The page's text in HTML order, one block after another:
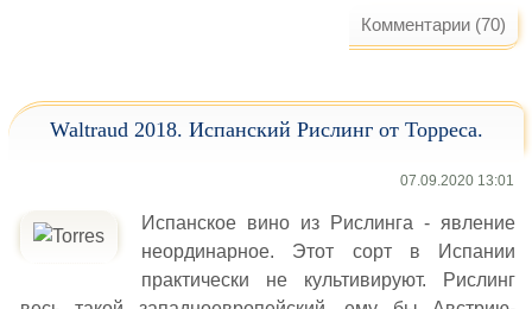
Комментарии (70)
Waltraud 2018. Испанский Рислинг от Торреса.
07.09.2020 13:01
Испанское вино из Рислинга - явление
неординарное. Этот сорт в Испании
практически не культивируют. Рислинг